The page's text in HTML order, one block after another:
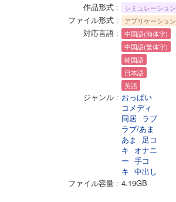
作品形式 シミュレーション
ファイル形式 アプリケーション
対応言語
中国語(簡体字)
中国語(繁体字)
韓国語
日本語
英語
ジャンル
おっぱい
コメディ
同居 ラブ
ラブ/あま
あま
足コ
キ オナニ
ー 手コ
キ 中出し
ファイル容量
4.19GB